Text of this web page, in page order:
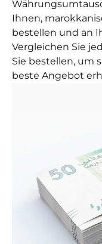
Ihnen,
bestellen und an
Vergleichen Sie
Sie bestellen, um
beste Angebot